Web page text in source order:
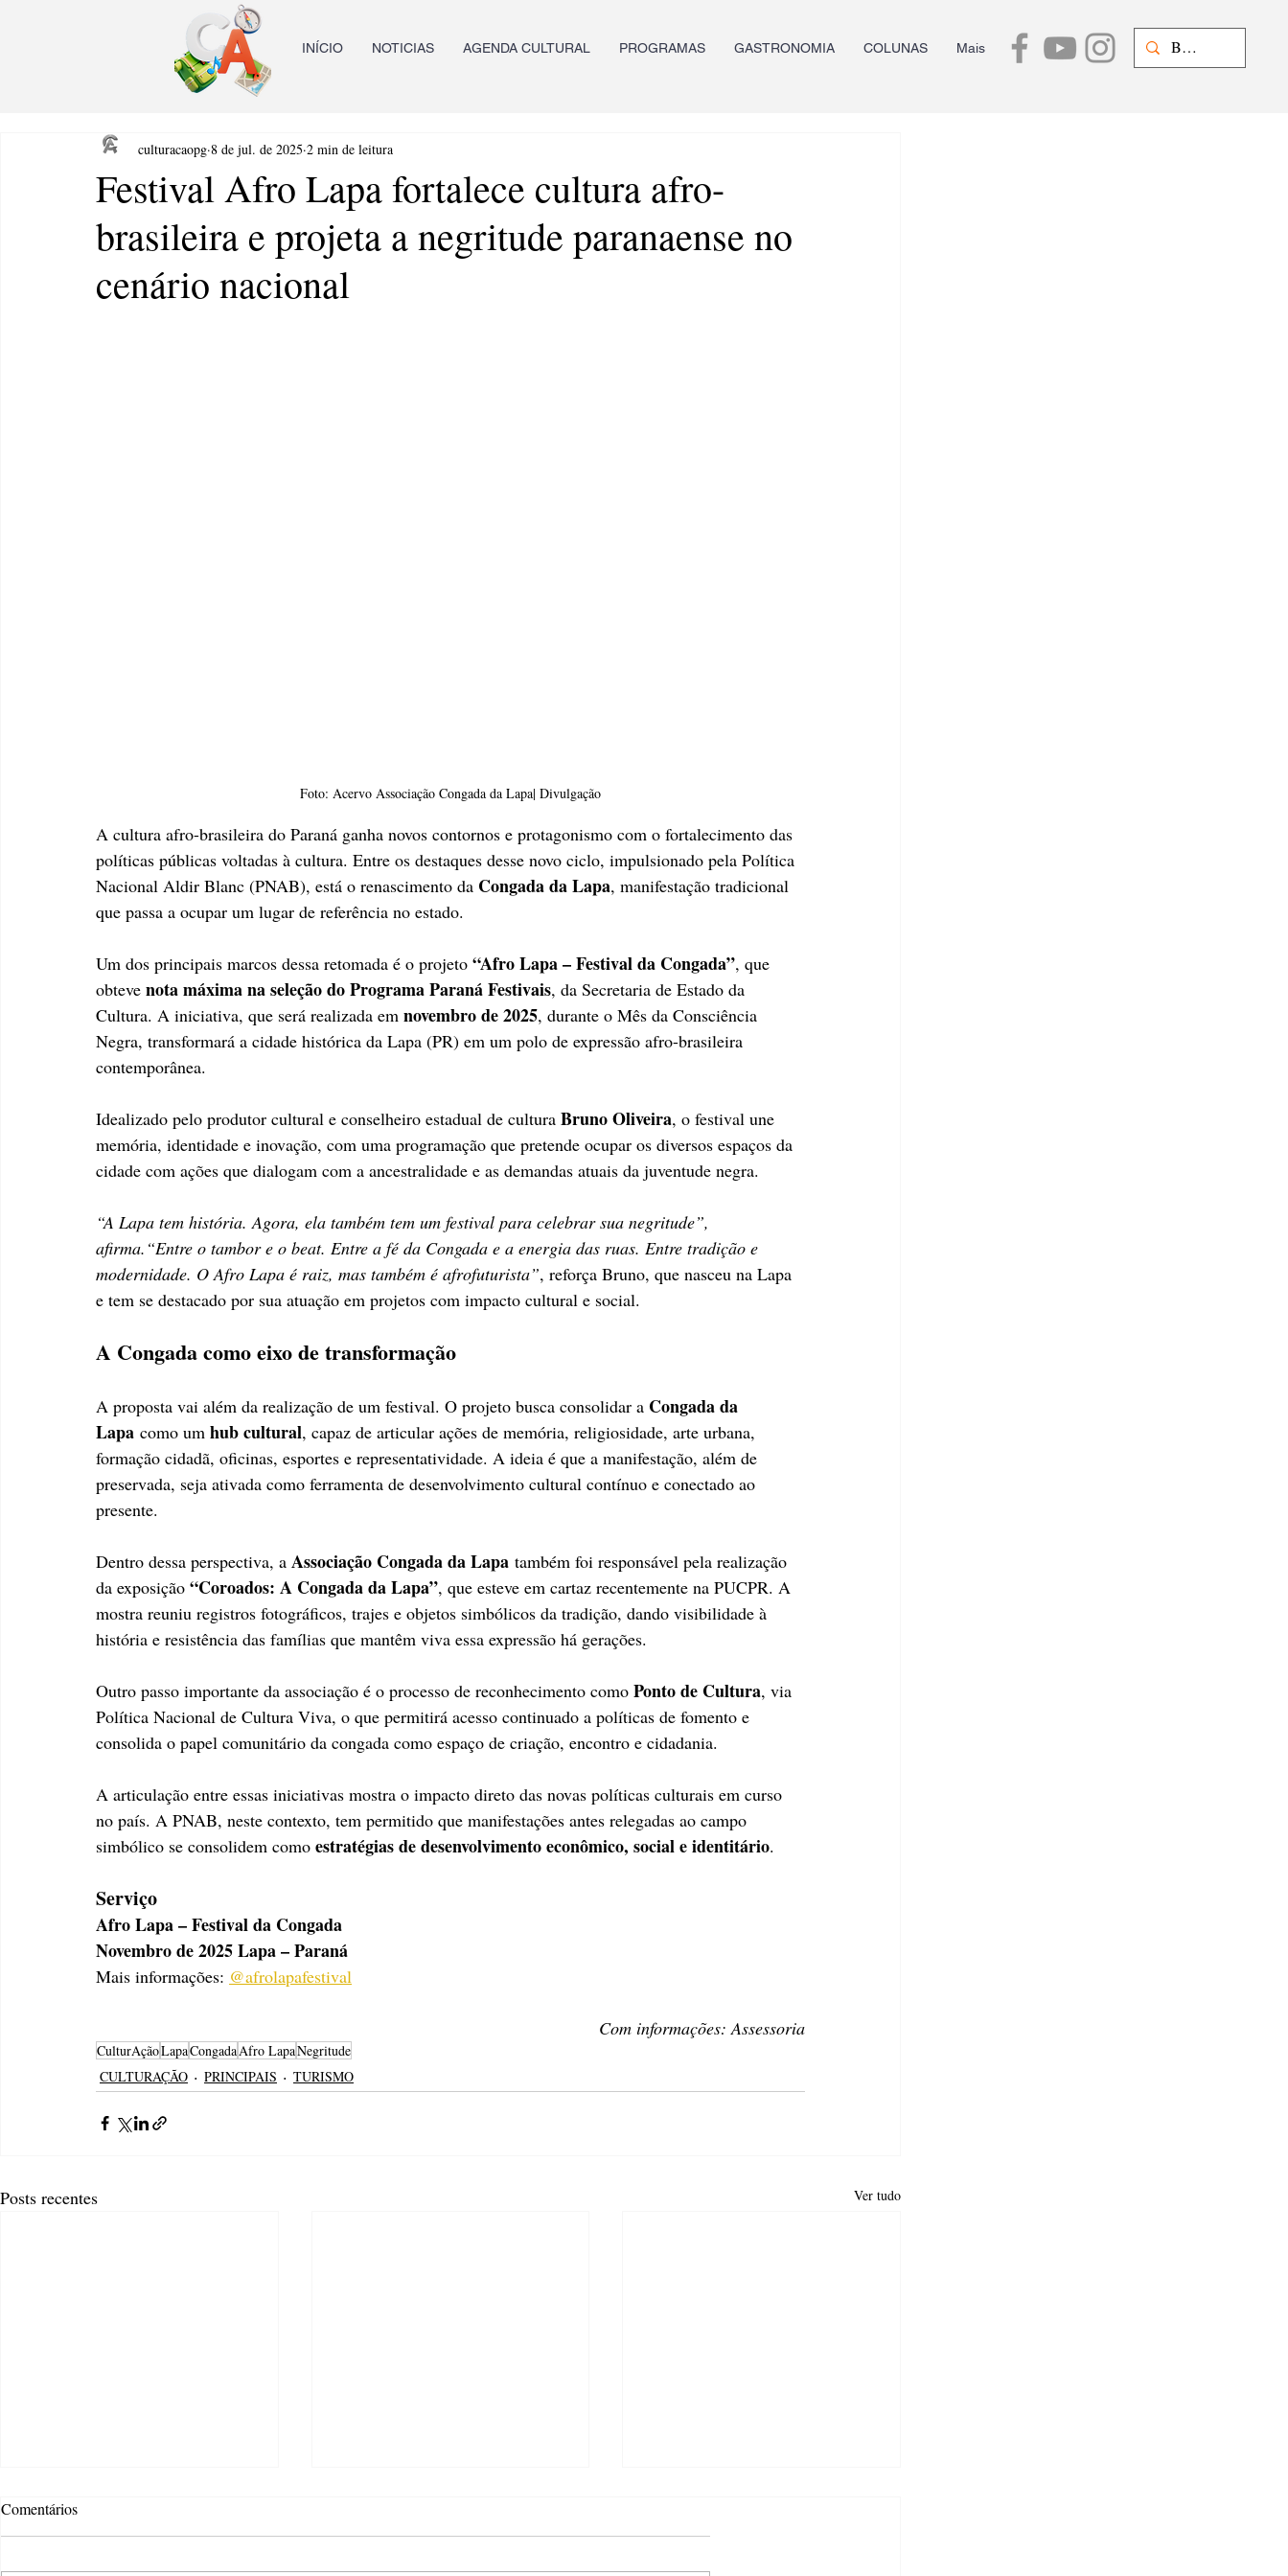
INÍCIO NOTICIAS AGENDA CULTURAL PROGRAMAS GASTRONOMIA COLUNAS Mais
Festival Afro Lapa fortalece cultura afro-
brasileira e projeta a negritude paranaense no
cenário nacional
culturacaopg 8 de jul. de 2025 2 min de leitura
Foto: Acervo Associação Congada da Lapa| Divulgação
A cultura afro-brasileira do Paraná ganha novos contornos e protagonismo com o fortalecimento das
políticas públicas voltadas à cultura. Entre os destaques desse novo ciclo, impulsionado pela Política
Nacional Aldir Blanc (PNAB), está o renascimento da Congada da Lapa, manifestação tradicional
que passa a ocupar um lugar de referência no estado.
Um dos principais marcos dessa retomada é o projeto “Afro Lapa – Festival da Congada”, que
obteve nota máxima na seleção do Programa Paraná Festivais, da Secretaria de Estado da
Cultura. A iniciativa, que será realizada em novembro de 2025, durante o Mês da Consciência
Negra, transformará a cidade histórica da Lapa (PR) em um polo de expressão afro-brasileira
contemporânea.
Idealizado pelo produtor cultural e conselheiro estadual de cultura Bruno Oliveira, o festival une
memória, identidade e inovação, com uma programação que pretende ocupar os diversos espaços da
cidade com ações que dialogam com a ancestralidade e as demandas atuais da juventude negra.
“A Lapa tem história. Agora, ela também tem um festival para celebrar sua negritude”,
afirma.“Entre o tambor e o beat. Entre a fé da Congada e a energia das ruas. Entre tradição e
modernidade. O Afro Lapa é raiz, mas também é afrofuturista”, reforça Bruno, que nasceu na Lapa
e tem se destacado por sua atuação em projetos com impacto cultural e social.
A Congada como eixo de transformação
A proposta vai além da realização de um festival. O projeto busca consolidar a Congada da
Lapa como um hub cultural, capaz de articular ações de memória, religiosidade, arte urbana,
formação cidadã, oficinas, esportes e representatividade. A ideia é que a manifestação, além de
preservada, seja ativada como ferramenta de desenvolvimento cultural contínuo e conectado ao
presente.
Dentro dessa perspectiva, a Associação Congada da Lapa também foi responsável pela realização
da exposição “Coroados: A Congada da Lapa”, que esteve em cartaz recentemente na PUCPR. A
mostra reuniu registros fotográficos, trajes e objetos simbólicos da tradição, dando visibilidade à
história e resistência das famílias que mantêm viva essa expressão há gerações.
Outro passo importante da associação é o processo de reconhecimento como Ponto de Cultura, via
Política Nacional de Cultura Viva, o que permitirá acesso continuado a políticas de fomento e
consolida o papel comunitário da congada como espaço de criação, encontro e cidadania.
A articulação entre essas iniciativas mostra o impacto direto das novas políticas culturais em curso
no país. A PNAB, neste contexto, tem permitido que manifestações antes relegadas ao campo
simbólico se consolidem como estratégias de desenvolvimento econômico, social e identitário.
Serviço
Afro Lapa – Festival da Congada
Novembro de 2025 Lapa – Paraná
Mais informações: @afrolapafestival
Com informações: Assessoria
CulturAçãoLapaCongadaAfro LapaNegritude
CULTURAÇÃO
PRINCIPAIS TURISMO
Posts recentes Ver tudo
Comentários